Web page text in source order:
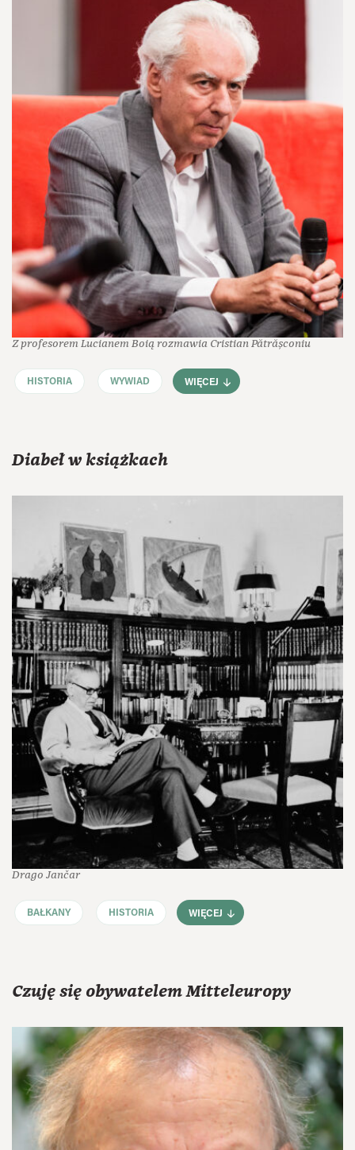
Z profesorem Lucianem Boią rozmawia Cristian Pătrășconiu
HISTORIA WYWIAD WIĘCEJ
Diabeł w książkach
Drago Jančar
BAŁKANY HISTORIA WIĘCEJ
Czuję się obywatelem Mitteleuropy